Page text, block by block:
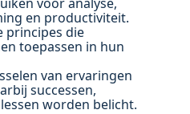
en productiviteit.
principes die
toepassen in hun
van ervaringen
successen,
worden belicht.